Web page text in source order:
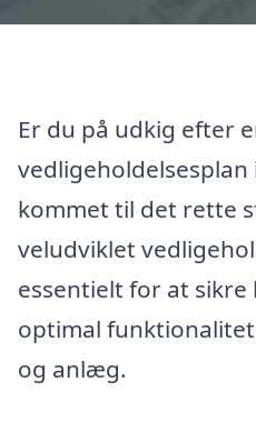
Er du på udkig efter
vedligeholdelsesplan
kommet til det rette
veludviklet
essentielt for at sikre
optimal
og anlæg.